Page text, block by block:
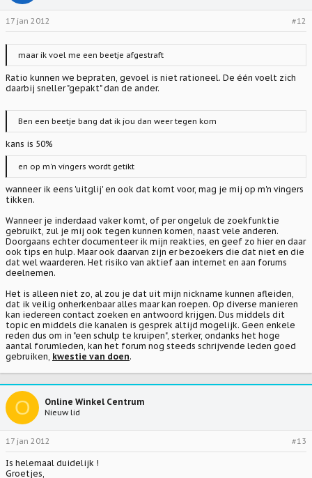
17 jan 2012 #12
maar ik voel me een beetje afgestraft
Ratio kunnen we bepraten, gevoel is niet rationeel. De één voelt zich
daarbij sneller "gepakt" dan de ander.
Ben een beetje bang dat ik jou dan weer tegen kom
kans is 50%
en op m'n vingers wordt getikt
wanneer ik eens 'uitglij' en ook dat komt voor, mag je mij op m'n vingers
tikken.
Wanneer je inderdaad vaker komt, of per ongeluk de zoekfunktie
gebruikt, zul je mij ook tegen kunnen komen, naast vele anderen.
Doorgaans echter documenteer ik mijn reakties, en geef zo hier en daar
ook tips en hulp. Maar ook daarvan zijn er bezoekers die dat niet en die
dat wel waarderen. Het risiko van aktief aan internet en aan forums
deelnemen.
Het is alleen niet zo, al zou je dat uit mijn nickname kunnen afleiden,
dat ik veilig onherkenbaar alles maar kan roepen. Op diverse manieren
kan iedereen contact zoeken en antwoord krijgen. Dus middels dit
topic en middels die kanalen is gesprek altijd mogelijk. Geen enkele
reden dus om in "een schulp te kruipen", sterker, ondanks het hoge
aantal forumleden, kan het forum nog steeds schrijvende leden goed
gebruiken, kwestie van doen.
O Online Winkel Centrum
Nieuw lid
17 jan 2012 #13
Is helemaal duidelijk !
Groetjes,